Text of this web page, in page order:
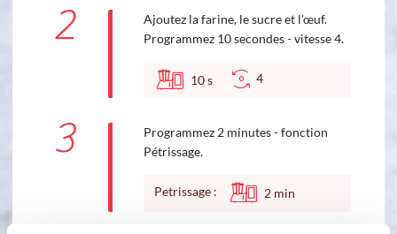
2
Ajoutez la farine, le sucre et l’œuf.
Programmez 10 secondes - vitesse 4.
10s 4
3
Programmez 2 minutes - fonction
Pétrissage.
Petrissage : 2 min